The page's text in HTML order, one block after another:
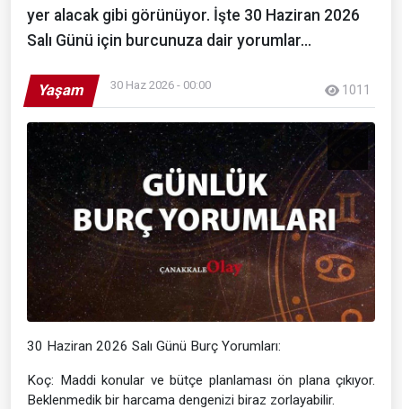
yer alacak gibi görünüyor. İşte 30 Haziran 2026
Salı Günü için burcunuza dair yorumlar…
Yaşam 30 Haz 2026 - 00:00 1011
30 Haziran 2026 Salı Günü Burç Yorumları:
Koç: Maddi konular ve bütçe planlaması ön plana çıkıyor.
Beklenmedik bir harcama dengenizi biraz zorlayabilir.